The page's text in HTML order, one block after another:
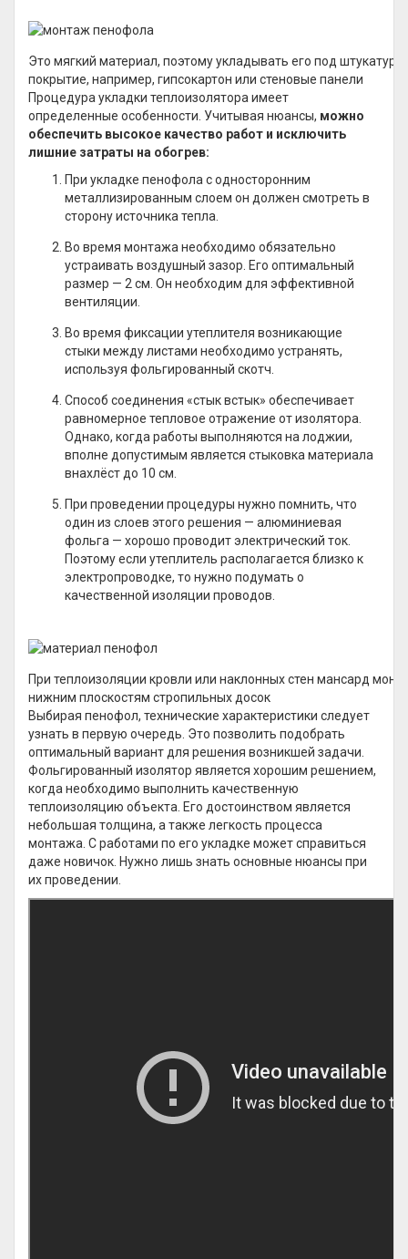
Это мягкий материал, поэтому укладывать его под
покрытие, например, гипсокартон или стеновые панели
Процедура укладки теплоизолятора имеет
определенные особенности. Учитывая нюансы, можно
обеспечить высокое качество работ и исключить
лишние затраты на обогрев:
При укладке пенофола с односторонним
металлизированным слоем он должен смотреть в
сторону источника тепла.
Во время монтажа необходимо обязательно
устраивать воздушный зазор. Его оптимальный
размер — 2 см. Он необходим для эффективной
вентиляции.
Во время фиксации утеплителя возникающие
стыки между листами необходимо устранять,
используя фольгированный скотч.
Способ соединения «стык встык» обеспечивает
равномерное тепловое отражение от изолятора.
Однако, когда работы выполняются на лоджии,
вполне допустимым является стыковка материала
внахлёст до 10 см.
При проведении процедуры нужно помнить, что
один из слоев этого решения — алюминиевая
фольга — хорошо проводит электрический ток.
Поэтому если утеплитель располагается близко к
электропроводке, то нужно подумать о
качественной изоляции проводов.
При теплоизоляции кровли или наклонных стен мансард
нижним плоскостям стропильных досок
Выбирая пенофол, технические характеристики следует
узнать в первую очередь. Это позволить подобрать
оптимальный вариант для решения возникшей задачи.
Фольгированный изолятор является хорошим решением,
когда необходимо выполнить качественную
теплоизоляцию объекта. Его достоинством является
небольшая толщина, а также легкость процесса
монтажа. С работами по его укладке может справиться
даже новичок. Нужно лишь знать основные нюансы при
их проведении.